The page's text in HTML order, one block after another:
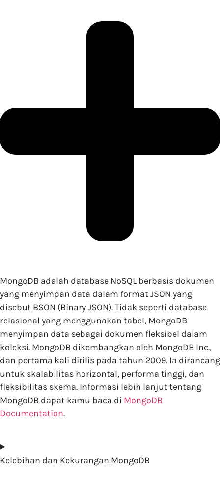
MongoDB adalah database NoSQL berbasis dokumen
yang menyimpan data dalam format JSON yang
disebut BSON (Binary JSON). Tidak seperti database
relasional yang menggunakan tabel, MongoDB
menyimpan data sebagai dokumen fleksibel dalam
koleksi. MongoDB dikembangkan oleh MongoDB Inc.,
dan pertama kali dirilis pada tahun 2009. Ia dirancang
untuk skalabilitas horizontal, performa tinggi, dan
fleksibilitas skema. Informasi lebih lanjut tentang
MongoDB dapat kamu baca di MongoDB
Documentation.
Kelebihan dan Kekurangan MongoDB